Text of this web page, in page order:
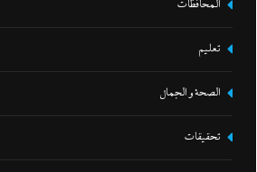
المحافظات
تعليم
الصحة و الجمال
تحقيقات